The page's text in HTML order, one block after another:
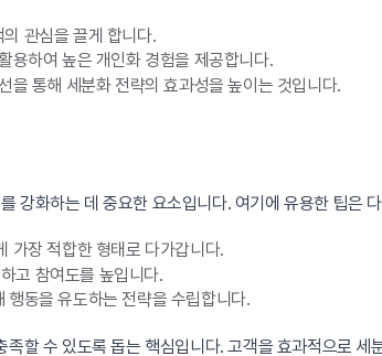
관심을 끌게 합니다.
용하여 높은 개인화 경험을 제공합니다.
통해 세분화 전략의 효과성을 높이는 것입니다.
강화하는 데 중요한 요소입니다. 여기에 유용한 팁은
가장 적합한 형태로 다가갑니다.
고 참여도를 높입니다.
동을 유도하는 전략을 수립합니다.
할 수 있도록 돕는 핵심입니다. 고객을 효과적으로 세